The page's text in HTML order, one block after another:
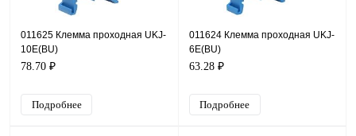
011625 Клемма проходная UKJ-
10E(BU)
78.70 ₽
Подробнее
011624 Клемма проходная UKJ-
6E(BU)
63.28 ₽
Подробнее